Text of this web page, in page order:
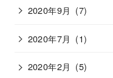
2020年9月 (7)
2020年7月 (1)
2020年2月 (5)